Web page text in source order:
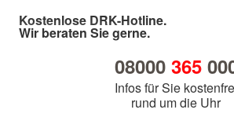
Kostenlose DRK-Hotline.
Wir beraten Sie gerne.
08000 365
Infos für Sie
rund um die Uhr